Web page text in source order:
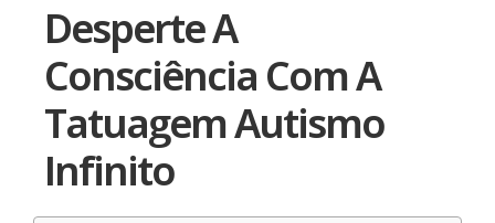
Desperte A
Consciência Com A
Tatuagem Autismo
Infinito